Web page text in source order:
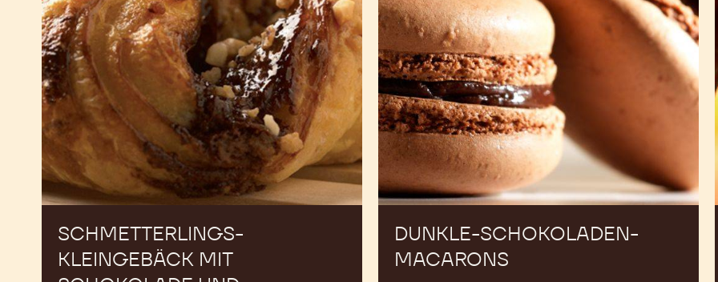
SCHMETTERLINGS-
KLEINGEBÄCK MIT
DUNKLE-SCHOKOLADEN-
MACARONS